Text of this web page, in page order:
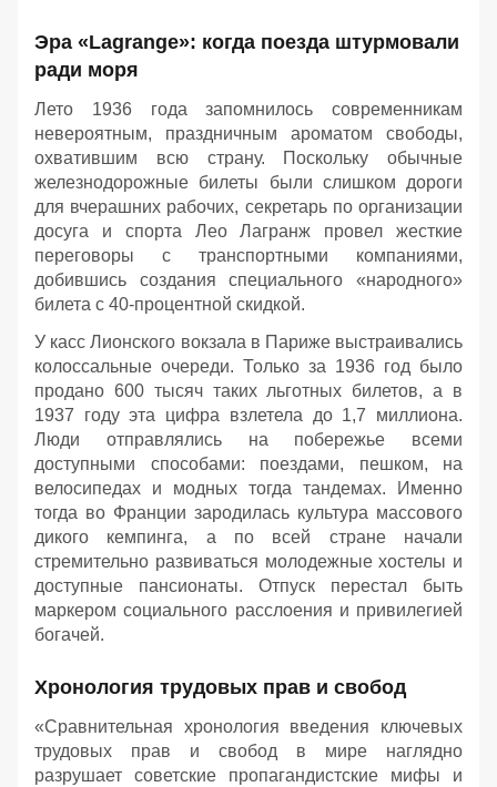
Эра «Lagrange»: когда поезда штурмовали
ради моря
Лето 1936 года запомнилось современникам
невероятным, праздничным ароматом свободы,
охватившим всю страну. Поскольку обычные
железнодорожные билеты были слишком дороги
для вчерашних рабочих, секретарь по организации
досуга и спорта Лео Лагранж провел жесткие
переговоры с транспортными компаниями,
добившись создания специального «народного»
билета с 40-процентной скидкой.
У касс Лионского вокзала в Париже выстраивались
колоссальные очереди. Только за 1936 год было
продано 600 тысяч таких льготных билетов, а в
1937 году эта цифра взлетела до 1,7 миллиона.
Люди отправлялись на побережье всеми
доступными способами: поездами, пешком, на
велосипедах и модных тогда тандемах. Именно
тогда во Франции зародилась культура массового
дикого кемпинга, а по всей стране начали
стремительно развиваться молодежные хостелы и
доступные пансионаты. Отпуск перестал быть
маркером социального расслоения и привилегией
богачей.
Хронология трудовых прав и свобод
«Сравнительная хронология введения ключевых
трудовых прав и свобод в мире наглядно
разрушает советские пропагандистские мифы и